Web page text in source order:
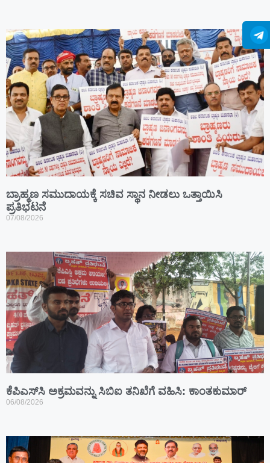
ಬ್ರಾಹ್ಮಣ ಸಮುದಾಯಕ್ಕೆ ಸಚಿವ ಸ್ಥಾನ ನೀಡಲು ಒತ್ತಾಯಿಸಿ
ಪ್ರತಿಭಟನೆ
07/08/2026
ಕೆಪಿಎಸ್‍ಸಿ ಅಕ್ರಮವನ್ನು ಸಿಬಿಐ ತನಿಖೆಗೆ ವಹಿಸಿ: ಕಾಂತಕುಮಾರ್
06/08/2026